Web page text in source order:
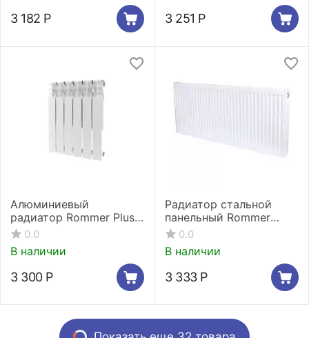
3 182 Р 3 251 Р
Алюминиевый
радиатор Rommer Plus
500 6 секций
0.0
В наличии
3 300 Р
Радиатор стальной
панельный Rommer
Ventil 11/300/500
нижнее правое
подключение
0.0
В наличии
3 333 Р